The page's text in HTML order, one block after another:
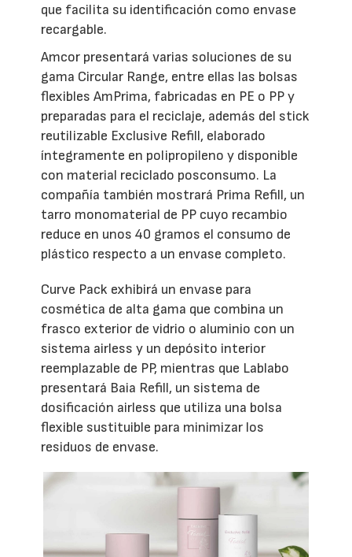
que facilita su identificación como envase
recargable.
Amcor presentará varias soluciones de su
gama Circular Range, entre ellas las bolsas
flexibles AmPrima, fabricadas en PE o PP y
preparadas para el reciclaje, además del stick
reutilizable Exclusive Refill, elaborado
íntegramente en polipropileno y disponible
con material reciclado posconsumo. La
compañía también mostrará Prima Refill, un
tarro monomaterial de PP cuyo recambio
reduce en unos 40 gramos el consumo de
plástico respecto a un envase completo.
Curve Pack exhibirá un envase para
cosmética de alta gama que combina un
frasco exterior de vidrio o aluminio con un
sistema airless y un depósito interior
reemplazable de PP, mientras que Lablabo
presentará Baia Refill, un sistema de
dosificación airless que utiliza una bolsa
flexible sustituible para minimizar los
residuos de envase.